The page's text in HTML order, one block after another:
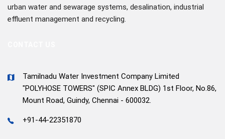
urban water and sewarage systems, desalination, industrial
effluent management and recycling.
Tamilnadu Water Investment Company Limited
"POLYHOSE TOWERS" (SPIC Annex BLDG) 1st Floor, No.86,
Mount Road, Guindy, Chennai - 600032.
+91-44-22351870